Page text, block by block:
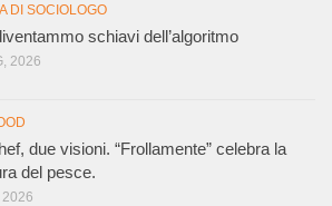
DI SOCIOLOGO
schiavi dell’algoritmo
2026
due visioni. “Frollamente” celebra la
del pesce.
2026